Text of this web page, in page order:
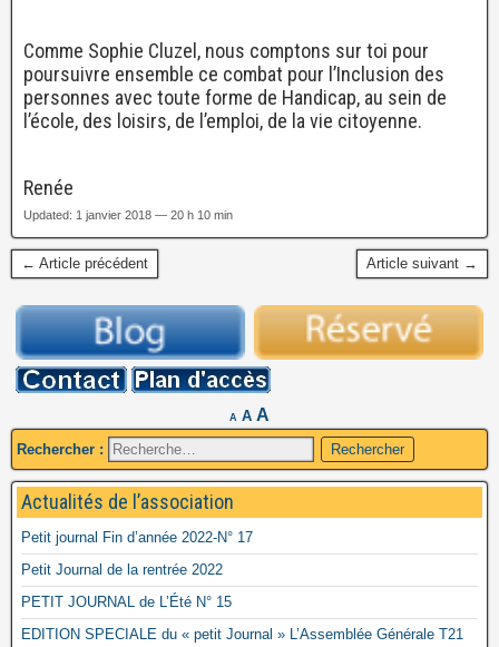
Comme Sophie Cluzel, nous comptons sur toi pour
poursuivre ensemble ce combat pour l’Inclusion des
personnes avec toute forme de Handicap, au sein de
l’école, des loisirs, de l’emploi, de la vie citoyenne.
Renée
Updated: 1 janvier 2018 — 20 h 10 min
← Article précédent Article suivant →
A A A
Rechercher :
Actualités de l’association
Petit journal Fin d’année 2022-N° 17
Petit Journal de la rentrée 2022
PETIT JOURNAL de L’Été N° 15
EDITION SPECIALE du « petit Journal » L’Assemblée Générale T21